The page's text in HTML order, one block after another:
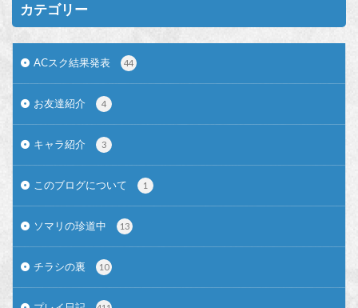
カテゴリー
ACスク結果発表 44
お友達紹介 4
キャラ紹介 3
このブログについて 1
ソマリの珍道中 13
チラシの裏 10